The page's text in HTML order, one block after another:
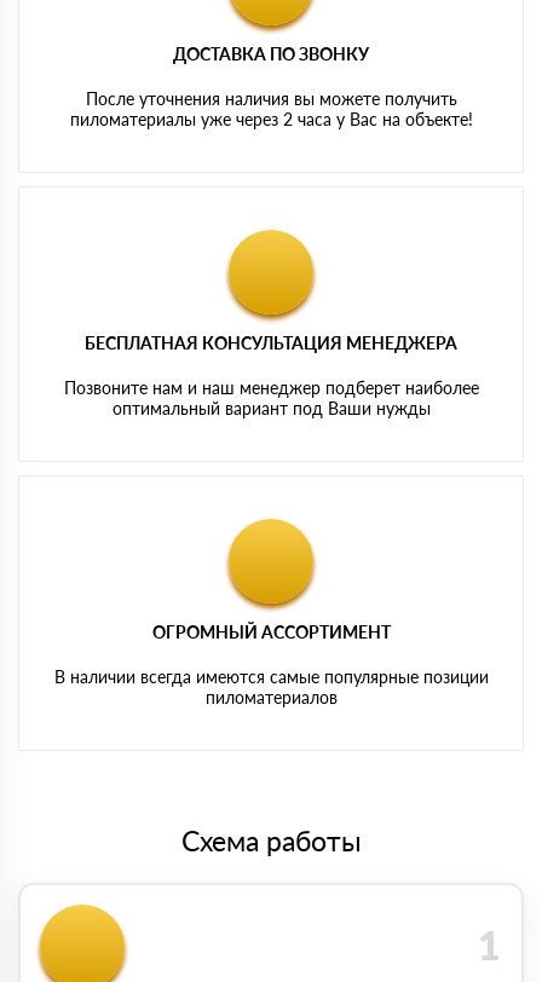
ДОСТАВКА ПО ЗВОНКУ
После уточнения наличия вы можете получить
пиломатериалы уже через 2 часа у Вас на объекте!
БЕСПЛАТНАЯ КОНСУЛЬТАЦИЯ МЕНЕДЖЕРА
Позвоните нам и наш менеджер подберет наиболее
оптимальный вариант под Ваши нужды
ОГРОМНЫЙ АССОРТИМЕНТ
В наличии всегда имеются самые популярные позиции
пиломатериалов
Схема работы